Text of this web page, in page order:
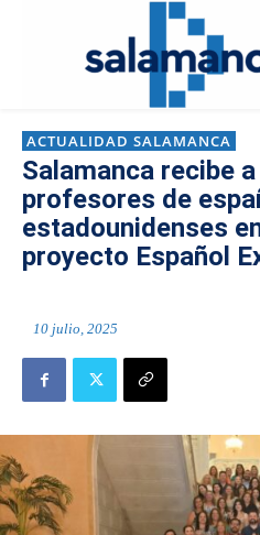
ACTUALIDAD SALAMANCA
Salamanca recibe
profesores de
estadounidenses
proyecto Español
10 julio, 2025